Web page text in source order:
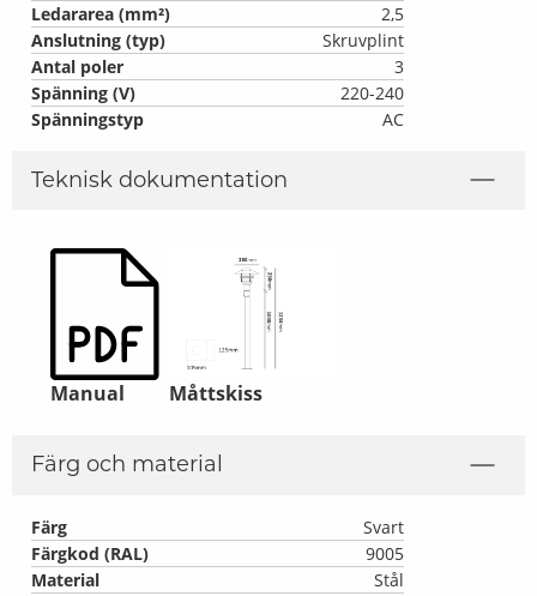
Ledararea (mm²)
2,5
Anslutning (typ)
Skruvplint
Antal poler
3
Spänning (V)
220-240
Spänningstyp
AC
Teknisk dokumentation
Manual Måttskiss
Färg och material
Färg
Svart
Färgkod (RAL)
9005
Material
Stål